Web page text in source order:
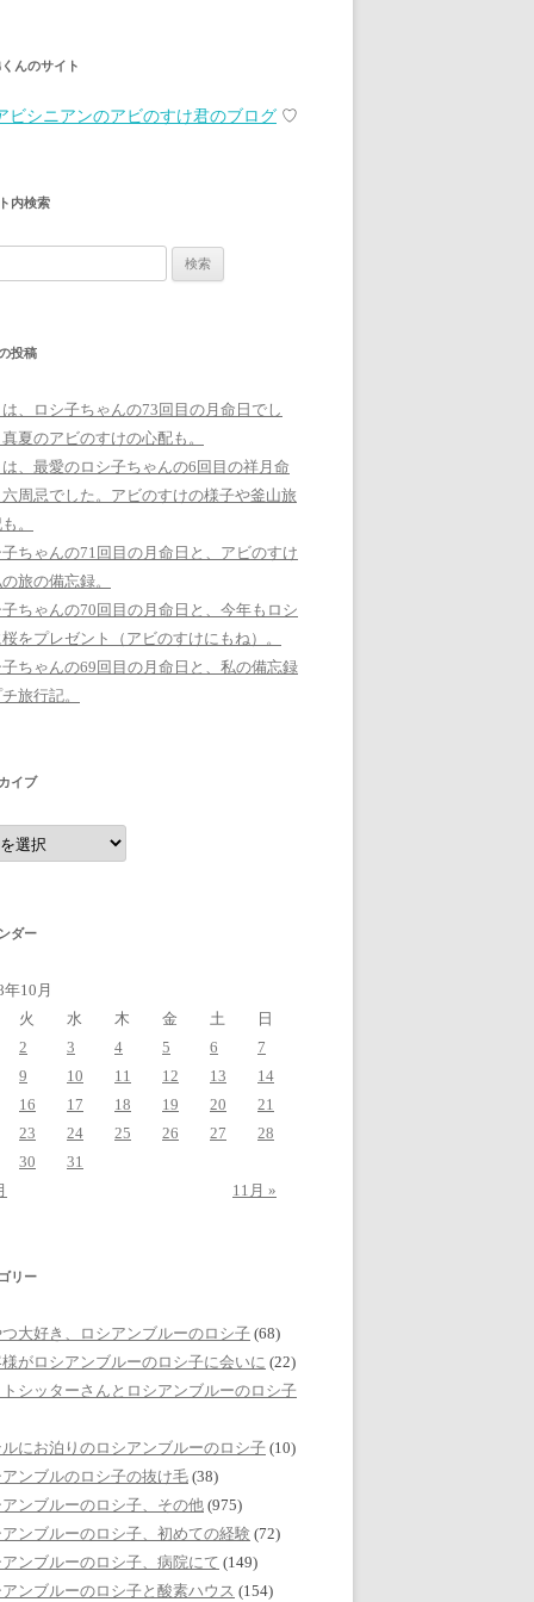
んのサイト
ビシニアンのアビのすけ君のブログ ♡
内検索
投稿
、ロシ子ちゃんの73回目の月命日でし
夏のアビのすけの心配も。
、最愛のロシ子ちゃんの6回目の祥月命
周忌でした。アビのすけの様子や釜山旅
。
ちゃんの71回目の月命日と、アビのすけ
旅の備忘録。
ちゃんの70回目の月命日と、今年もロシ
をプレゼント（アビのすけにもね）。
ちゃんの69回目の月命日と、私の備忘録
旅行記。
イブ
ダー
年10月
火
水 木 金 土
日
2
3 4 5 6
7
9
10 11 12 13
14
16
17 18 19 20
21
23
24 25 26 27
28
30
31
11月 »
リー
大好き、ロシアンブルーのロシ子 (68)
がロシアンブルーのロシ子に会いに (22)
シッターさんとロシアンブルーのロシ子
にお泊りのロシアンブルーのロシ子 (10)
ンブルのロシ子の抜け毛 (38)
ンブルーのロシ子、その他 (975)
ンブルーのロシ子、初めての経験 (72)
ンブルーのロシ子、病院にて (149)
ンブルーのロシ子と酸素ハウス (154)